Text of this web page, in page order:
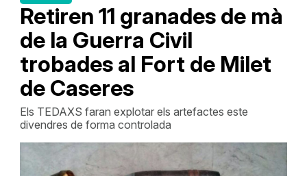
Retiren 11 granades de mà
de la Guerra Civil
trobades al Fort de Milet
de Caseres
Els TEDAXS faran explotar els artefactes este
divendres de forma controlada